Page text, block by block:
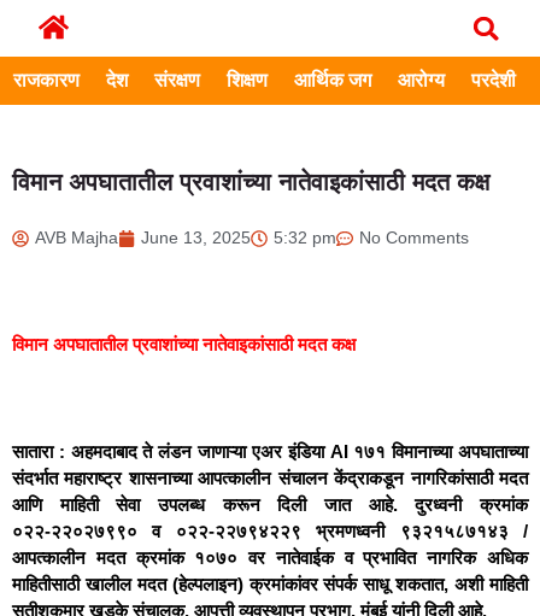
राजकारण देश संरक्षण शिक्षण आर्थिक जग आरोग्य परदेशी
विमान अपघातातील प्रवाशांच्या नातेवाइकांसाठी मदत कक्ष
AVB Majha June 13, 2025 5:32 pm No Comments
विमान अपघातातील प्रवाशांच्या नातेवाइकांसाठी मदत कक्ष
सातारा : अहमदाबाद ते लंडन जाणाऱ्या एअर इंडिया AI १७१ विमानाच्या अपघाताच्या
संदर्भात महाराष्ट्र शासनाच्या आपत्कालीन संचालन केंद्राकडून नागरिकांसाठी मदत
आणि माहिती सेवा उपलब्ध करून दिली जात आहे. दुरध्वनी क्रमांक
०२२-२२०२७९९० व ०२२-२२७९४२२९ भ्रमणध्वनी ९३२१५८७१४३ /
आपत्कालीन मदत क्रमांक १०७० वर नातेवाईक व प्रभावित नागरिक अधिक
माहितीसाठी खालील मदत (हेल्पलाइन) क्रमांकांवर संपर्क साधू शकतात, अशी माहिती
सतीशकुमार खडके संचालक, आपत्ती व्यवस्थापन प्रभाग, मुंबई यांनी दिली आहे.